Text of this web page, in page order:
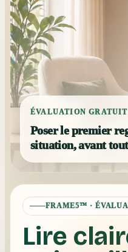
ÉVALUATION
Poser le premier
situation, avant
FRAME5™ ·
Lire